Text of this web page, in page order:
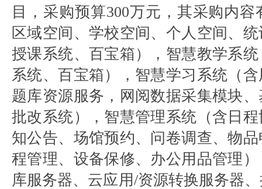
目，采购预算300万元，其采购内
区域空间、学校空间、个人空间、
授课系统、百宝箱），智慧教学系
系统、百宝箱），智慧学习系统（
题库资源服务，网阅数据采集模块
批改系统），智慧管理系统（含日
知公告、场馆预约、问卷调查、物
程管理、设备保修、办公用品管理
库服务器、云应用/资源转换服务器